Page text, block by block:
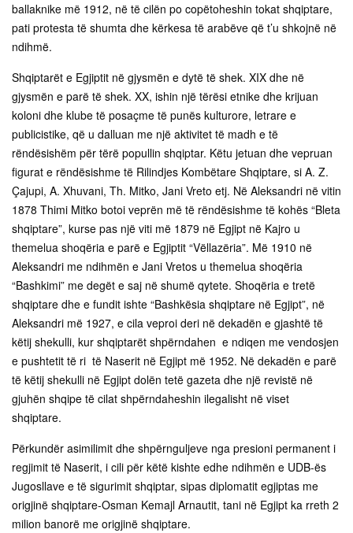
ballaknike më 1912, në të cilën po copëtoheshin tokat shqiptare,
pati protesta të shumta dhe kërkesa të arabëve që t’u shkojnë në
ndihmë.
Shqiptarët e Egjiptit në gjysmën e dytë të shek. XIX dhe në
gjysmën e parë të shek. XX, ishin një tërësi etnike dhe krijuan
koloni dhe klube të posaçme të punës kulturore, letrare e
publicistike, që u dalluan me një aktivitet të madh e të
rëndësishëm për tërë popullin shqiptar. Këtu jetuan dhe vepruan
figurat e rëndësishme të Rilindjes Kombëtare Shqiptare, si A. Z.
Çajupi, A. Xhuvani, Th. Mitko, Jani Vreto etj. Në Aleksandri në vitin
1878 Thimi Mitko botoi veprën më të rëndësishme të kohës “Bleta
shqiptare”, kurse pas një viti më 1879 në Egjipt në Kajro u
themelua shoqëria e parë e Egjiptit “Vëllazëria”. Më 1910 në
Aleksandri me ndihmën e Jani Vretos u themelua shoqëria
“Bashkimi” me degët e saj në shumë qytete. Shoqëria e tretë
shqiptare dhe e fundit ishte “Bashkësia shqiptare në Egjipt”, në
Aleksandri më 1927, e cila veproi deri në dekadën e gjashtë të
këtij shekulli, kur shqiptarët shpërndahen e ndiqen me vendosjen
e pushtetit të ri të Naserit në Egjipt më 1952. Në dekadën e parë
të këtij shekulli në Egjipt dolën tetë gazeta dhe një revistë në
gjuhën shqipe të cilat shpërndaheshin ilegalisht në viset
shqiptare.
Përkundër asimilimit dhe shpërnguljeve nga presioni permanent i
regjimit të Naserit, i cili për këtë kishte edhe ndihmën e UDB-ës
Jugosllave e të sigurimit shqiptar, sipas diplomatit egjiptas me
origjinë shqiptare-Osman Kemajl Arnautit, tani në Egjipt ka rreth 2
milion banorë me origjinë shqiptare.